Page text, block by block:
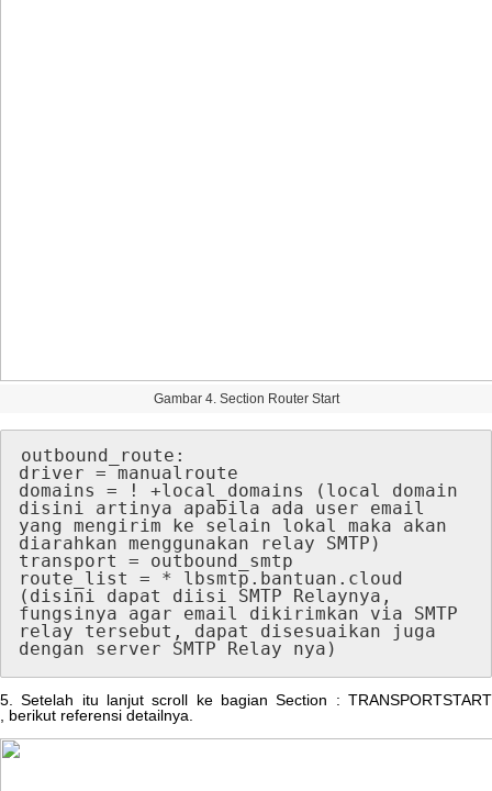
Gambar 4. Section Router Start
outbound_route :
driver = manualroute
domains
= ! +local_domains ( local
domain
disini
artinya apabila ada user
email
yang mengirim ke selain lokal maka
akan
diarahkan menggunakan relay SMTP )
transport
=
outbound_smtp
route_list
= * lbsmtp . bantuan . cloud
( disini dapat diisi SMTP Relaynya ,
fungsinya
agar email dikirimkan via
SMTP
relay
tersebut , dapat disesuaikan
juga
dengan
server SMTP Relay nya )
5 Setelah itu lanjut scroll ke bagian Section : TRANSPORTSTART
berikut referensi detailnya